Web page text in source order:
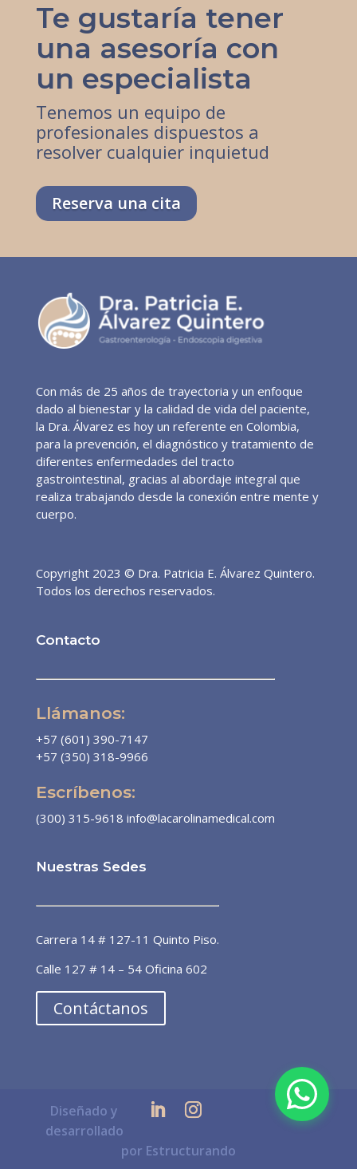
Te gustaría tener
una asesoría con
un especialista
Tenemos un equipo de
profesionales dispuestos a
resolver cualquier inquietud
Reserva una cita
Con más de 25 años de trayectoria y un enfoque
dado al bienestar y la calidad de vida del paciente,
la Dra. Álvarez es hoy un referente en Colombia,
para la prevención, el diagnóstico y tratamiento de
diferentes enfermedades del tracto
gastrointestinal, gracias al abordaje integral que
realiza trabajando desde la conexión entre mente y
cuerpo.
Copyright 2023 © Dra. Patricia E. Álvarez Quintero.
Todos los derechos reservados.
Contacto
Llámanos:
+57 (601) 390-7147
+57 (350) 318-9966
Escríbenos:
(300) 315-9618 info@lacarolinamedical.com
Nuestras Sedes
Carrera 14 # 127-11 Quinto Piso.
Calle 127 # 14 – 54 Oficina 602
Contáctanos
Diseñado y
desarrollado
por Estructurando
Dra. Patricia Álvarez
preferencial de pacientes! 🙌🏼 ¿En
qué puedo ayudarte?